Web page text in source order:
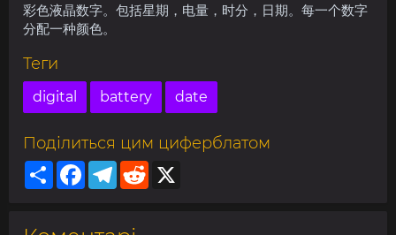
彩色液晶数字。包括星期，电量，时分，日期。每一个数字
分配一种颜色。
Теги
digital battery date
Поділиться цим циферблатом
ShareFacebookTelegram
Reddit